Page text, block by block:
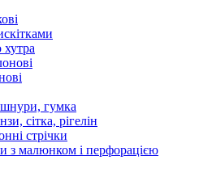
гумка
сітка, рігелін
стрічки
з малюнком і перфорацією